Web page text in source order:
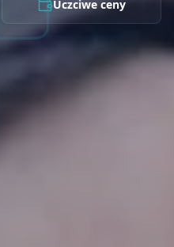
Uczciwe ceny